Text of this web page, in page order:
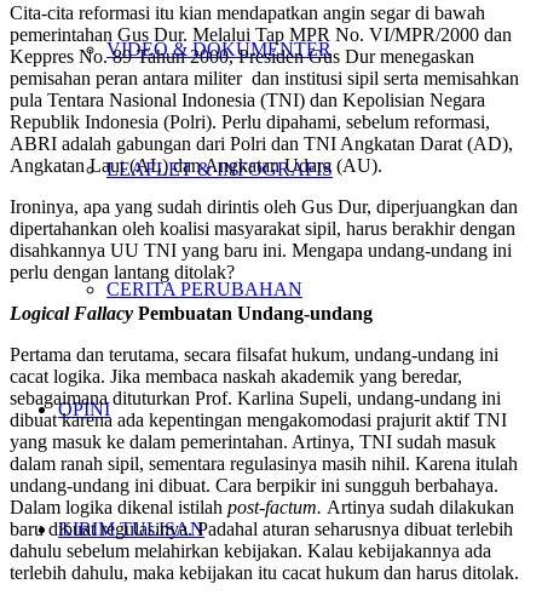
VIDEO & DOKUMENTER
LEAFLET & INFOGRAFIS
CERITA PERUBAHAN
OPINI
KIRIM TULISAN
Cita-cita reformasi itu kian mendapatkan angin segar di bawah
pemerintahan Gus Dur. Melalui Tap MPR No. VI/MPR/2000 dan
Keppres No. 89 Tahun 2000, Presiden Gus Dur menegaskan
pemisahan peran antara militer dan institusi sipil serta memisahkan
pula Tentara Nasional Indonesia (TNI) dan Kepolisian Negara
Republik Indonesia (Polri). Perlu dipahami, sebelum reformasi,
ABRI adalah gabungan dari Polri dan TNI Angkatan Darat (AD),
Angkatan Laut (AL) dan Angkatan Udara (AU).
Ironinya, apa yang sudah dirintis oleh Gus Dur, diperjuangkan dan
dipertahankan oleh koalisi masyarakat sipil, harus berakhir dengan
disahkannya UU TNI yang baru ini. Mengapa undang-undang ini
perlu dengan lantang ditolak?
Logical Fallacy Pembuatan Undang-undang
Pertama dan terutama, secara filsafat hukum, undang-undang ini
cacat logika. Jika membaca naskah akademik yang beredar,
sebagaimana dituturkan Prof. Karlina Supeli, undang-undang ini
dibuat karena ada kepentingan mengakomodasi prajurit aktif TNI
yang masuk ke dalam pemerintahan. Artinya, TNI sudah masuk
dalam ranah sipil, sementara regulasinya masih nihil. Karena itulah
undang-undang ini dibuat. Cara berpikir ini sungguh berbahaya.
Dalam logika dikenal istilah post-factum. Artinya sudah dilakukan
baru dibuat regulasinya. Padahal aturan seharusnya dibuat terlebih
dahulu sebelum melahirkan kebijakan. Kalau kebijakannya ada
terlebih dahulu, maka kebijakan itu cacat hukum dan harus ditolak.